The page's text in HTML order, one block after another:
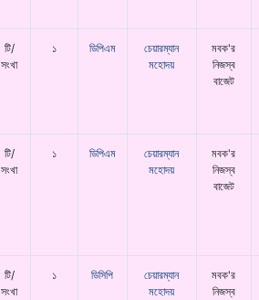
টি/
সংখা
১ ডিপিএম
চেয়ারম্যান
মহোদয়
মবক'র
নিজস্ব
বাজেট
টি/
সংখা
১ ডিপিএম
চেয়ারম্যান
মহোদয়
মবক'র
নিজস্ব
বাজেট
টি/
সংখা
১ ডিসিপি
চেয়ারম্যান
মহোদয়
মবক'র
নিজস্ব